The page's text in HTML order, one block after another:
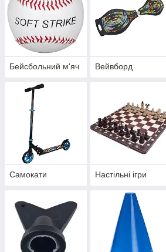
Бейсбольний м'яч Вейвборд
Самокати Настільні ігри